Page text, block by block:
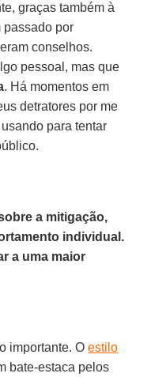
graças também à
passado por
conselhos.
pessoal, mas que
. Há momentos em
detratores por me
para tentar
a mitigação,
individual.
a uma maior
importante. Oestilo
bate-estaca pelos